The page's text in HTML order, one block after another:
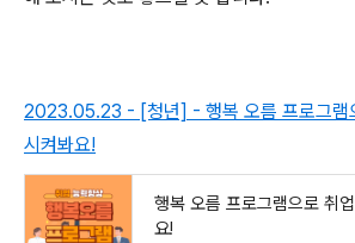
2023.05.23 - [청년] - 행복 오름 프로그램
시켜봐요!
행복 오름 프로그램으로 취
요!